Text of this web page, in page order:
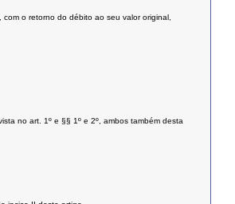
o retorno do débito ao seu valor original,
no art. 1º e §§ 1º e 2º, ambos também desta